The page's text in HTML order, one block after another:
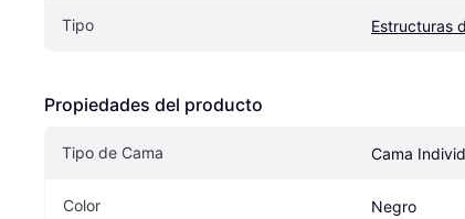
Tipo Estructuras
Propiedades del producto
Tipo de Cama Cama
Color Negro